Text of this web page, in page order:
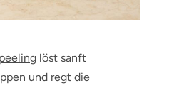
löst sanft
und regt die